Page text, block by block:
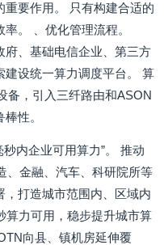
重要作用。 只有构建合适的
。 、优化管理流程。
府、基础电信企业、第三方
设统一算力调度平台。 算
备，引入三纤路由和ASON
性。
内企业可用算力”。 推动
、金融、汽车、科研院所等
打造城市范围内、区域内
算力可用，稳步提升城市算
向县、镇机房延伸覆